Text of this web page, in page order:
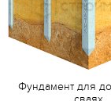
Фундамент для